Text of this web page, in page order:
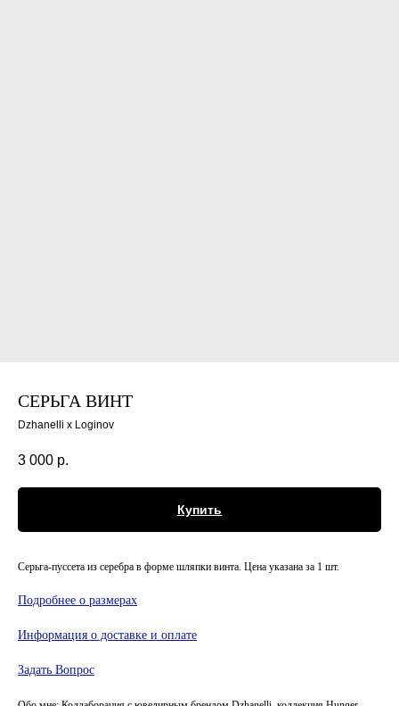
СЕРЬГА ВИНТ
Dzhanelli x Loginov
3 000 р.
Купить
Серьга-пуссета из серебра в форме шляпки винта. Цена указана за 1 шт.
Подробнее о размерах
Информация о доставке и оплате
Задать Вопрос